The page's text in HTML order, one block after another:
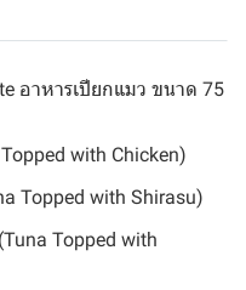
อาหารเปียกแมว ขนาด 75
with Chicken)
Topped with Shirasu)
Topped with